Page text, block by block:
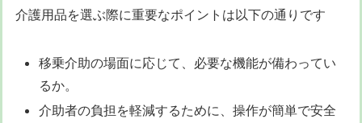
介護用品を選ぶ際に重要なポイントは以下の通りです
移乗介助の場面に応じて、必要な機能が備わってい
るか。
介助者の負担を軽減するために、操作が簡単で安全